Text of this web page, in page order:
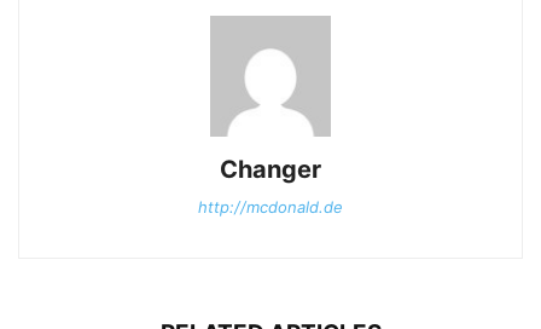
Changer
http://mcdonald.de